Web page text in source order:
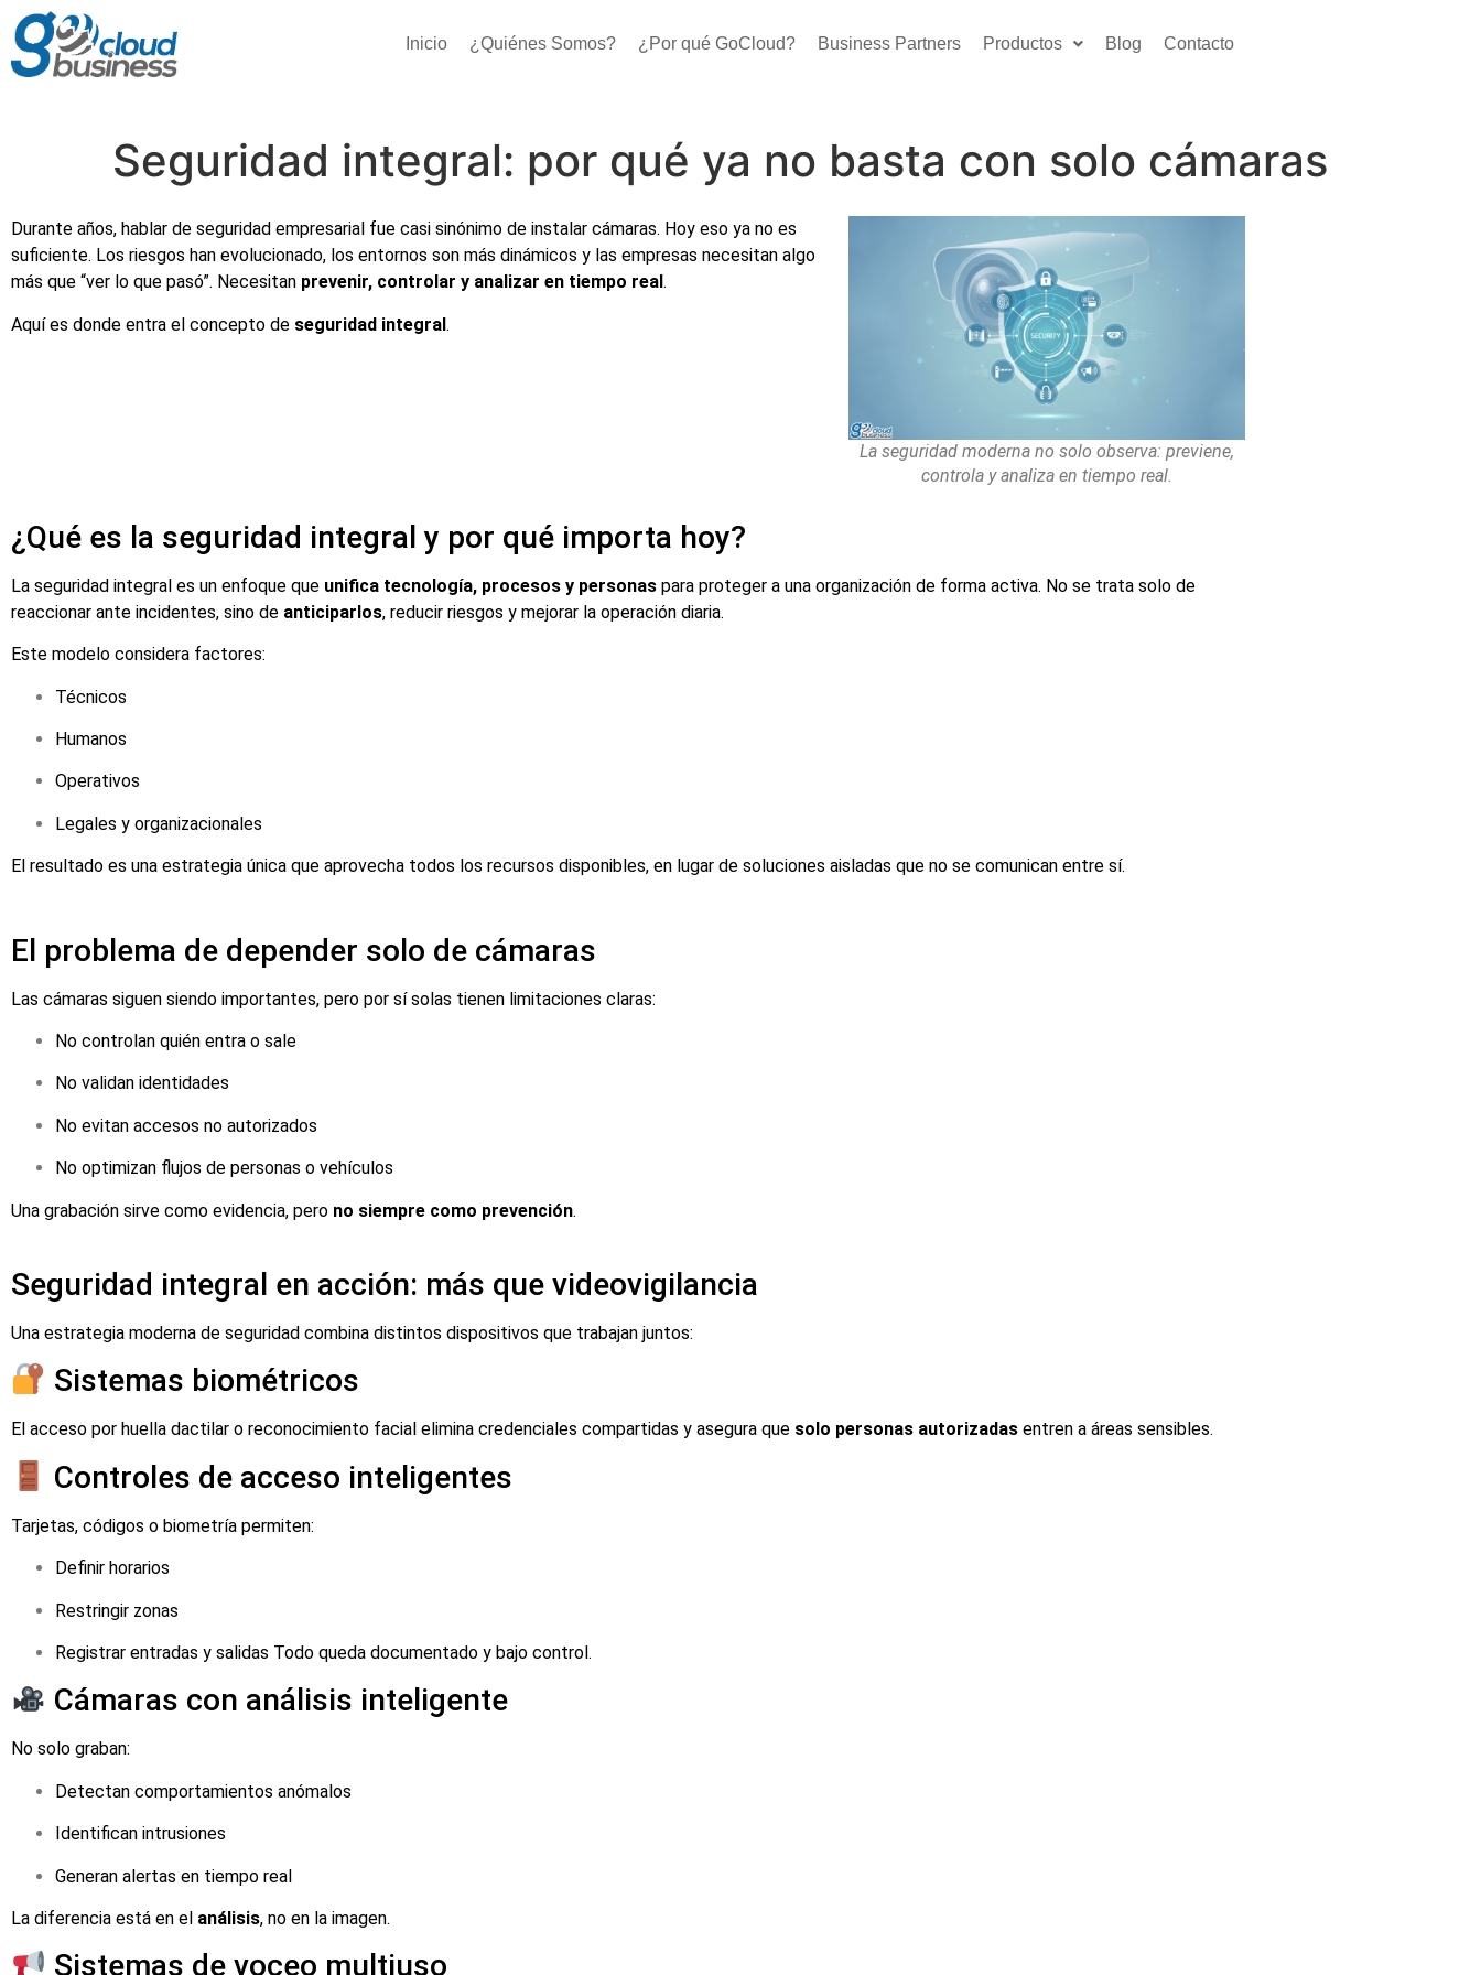
Inicio ¿Quiénes Somos? ¿Por qué GoCloud? Business Partners Productos Blog Contacto
Seguridad integral: por qué ya no basta con solo cámaras
Durante años, hablar de seguridad empresarial fue casi sinónimo de instalar cámaras. Hoy eso ya no es
suficiente. Los riesgos han evolucionado, los entornos son más dinámicos y las empresas necesitan algo
más que “ver lo que pasó”. Necesitan prevenir, controlar y analizar en tiempo real .
Aquí es donde entra el concepto de seguridad integral.
La seguridad moderna no solo observa: previene,
controla y analiza en tiempo real.
¿Qué es la seguridad integral y por qué importa hoy?
La seguridad integral es un enfoque que unifica tecnología, procesos y personas para proteger a una organización de forma activa. No se trata solo de
reaccionar ante incidentes, sino de anticiparlos, reducir riesgos y mejorar la operación diaria.
Este modelo considera factores:
Técnicos
Humanos
Operativos
Legales y organizacionales
El resultado es una estrategia única que aprovecha todos los recursos disponibles, en lugar de soluciones aisladas que no se comunican entre sí.
El problema de depender solo de cámaras
Las cámaras siguen siendo importantes, pero por sí solas tienen limitaciones claras:
No controlan quién entra o sale
No validan identidades
No evitan accesos no autorizados
No optimizan flujos de personas o vehículos
Una grabación sirve como evidencia, pero no siempre como prevención.
Seguridad integral en acción: más que videovigilancia
Una estrategia moderna de seguridad combina distintos dispositivos que trabajan juntos:
Sistemas biométricos
El acceso por huella dactilar o reconocimiento facial elimina credenciales compartidas y asegura que solo personas autorizadas entren a áreas sensibles.
Controles de acceso inteligentes
Tarjetas, códigos o biometría permiten:
Definir horarios
Restringir zonas
Registrar entradas y salidas Todo queda documentado y bajo control.
Cámaras con análisis inteligente
No solo graban:
Detectan comportamientos anómalos
Identifican intrusiones
Generan alertas en tiempo real
La diferencia está en el análisis, no en la imagen.
Sistemas de voceo multiuso